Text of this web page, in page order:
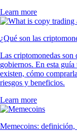
Learn more
¿Qué son las
Las criptomonedas
gobiernos. En esta
existen, cómo
riesgos y beneficios.
Learn more
Memecoins: definición,